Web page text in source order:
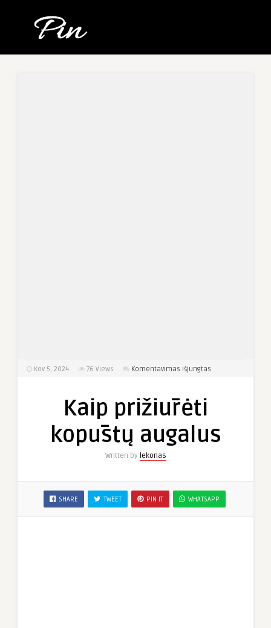
Kov 5, 2024 76 Views Komentavimas išjungtas
Kaip prižiūrėti
kopūstų augalus
Written by lekonas
SHARE TWEET PIN IT WHATSAPP